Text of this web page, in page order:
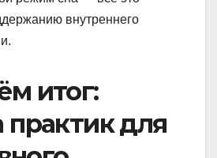
внутреннего
итог:
практик для